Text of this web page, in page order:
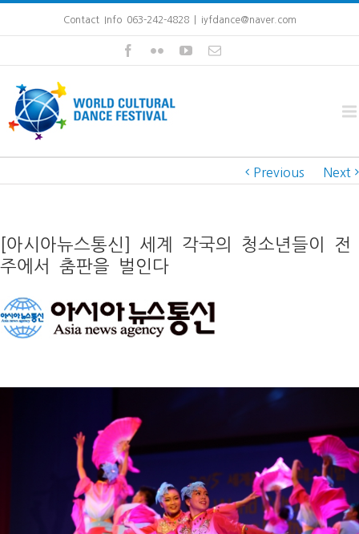
Contact Info 063-242-4828 iyfdance@naver.com
Previous Next
[아시아뉴스통신] 세계 각국의 청소년들이 전
주에서 춤판을 벌인다